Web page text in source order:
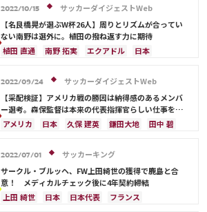
遠藤 航
ドイツ 上田 綺世
鎌田大地
冨安 健洋
川島 永嗣 三笘 薫
植田 直通
原口 元気
ラファエル・バラン
古橋 亨梧
堂安 律
権田 修一
シュミット・ダニエル
伊東 純也
田中 碧 酒井 宏樹
板倉 滉
前田 大然
フランス 谷口 彰悟
山根 視来
中山 雄太
南野 拓実 旗手 怜央
スペイン
ベルギー
ポルトガル ブラジル
ガーナ
2022/10/15
サッカーダイジェストWeb
【名良橋晃が選ぶW杯26人】周りとリズムが合ってい
ない南野は選外に。植田の撥ね返す力に期待
植田 直通
南野 拓実 エクアドル
日本
長友 佑都
山根 視来 久保 建英
鎌田大地
酒井 宏樹
冨安 健洋
2022/09/24
サッカーダイジェストWeb
【采配検証】アメリカ戦の勝因は納得感のあるメンバ
ー選考。森保監督は本来の代表指揮官らしい仕事をし
たアメリカ 日本 久保 建英 鎌田大地
田中 碧
フランス
長友 佑都 吉田 麻也
植田 直通
中山 雄太 柴崎 岳
伊東 純也
旗手 怜央
酒井 宏樹 板倉 滉 堂安 律
2022/07/01
サッカーキング
サークル・ブルッヘ、FW上田綺世の獲得で鹿島と合
意！ メディカルチェック後に4年契約締結
上田 綺世
日本 日本代表
フランス